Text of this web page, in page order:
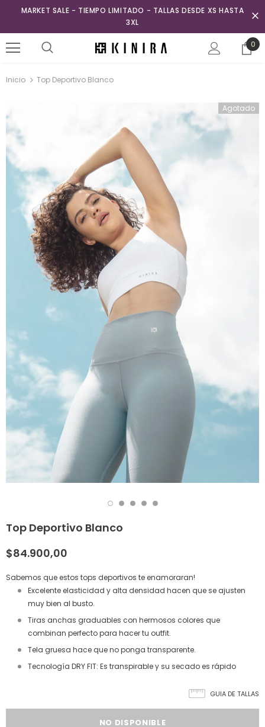
MARKET SALE - TIEMPO LIMITADO - TALLAS DESDE XS HASTA
3XL
0
Inicio Top Deportivo Blanco
Agotado
Top Deportivo Blanco
$84.900,00
Sabemos que estos tops deportivos te enamoraran!
Excelente elasticidad y alta densidad hacen que se ajusten
muy bien al busto.
Tiras anchas graduables con hermosos colores que
combinan perfecto para hacer tu outfit.
Tela gruesa hace que no ponga transparente.
Tecnología DRY FIT: Es transpirable y su secado es rápido
GUIA DE TALLAS